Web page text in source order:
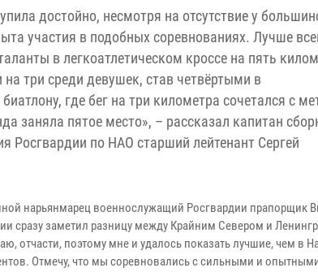
достойно, несмотря на отсутствие у
участия в подобных соревнованиях. Лучше
в легкоатлетическом кроссе на пять
три среди девушек, став четвёртыми в
где бег на три километра сочетался с
заняла пятое место», – рассказал капитан
Росгвардии по НАО старший лейтенант Сергей
нарьянмарец военнослужащий Росгвардии прапорщик
сразу заметил разницу между Крайним Севером и
отчасти, поэтому мне и удалось показать лучшие, чем в
Отмечу, что мы соревновались с сильными и